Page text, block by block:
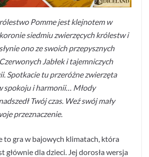
rólestwo Pomme jest klejnotem w
koronie siedmiu zwierzęcych królestw i
słynie ono ze swoich przepysznych
Czerwonych Jabłek i tajemniczych
Spotkacie tu przeróżne zwierzęta
spokoju i harmonii… Młody
Twój czas. Weź swój mały
przeznaczenie.
to gra w bajowych klimatach, która
głównie dla dzieci. Jej dorosła wersja